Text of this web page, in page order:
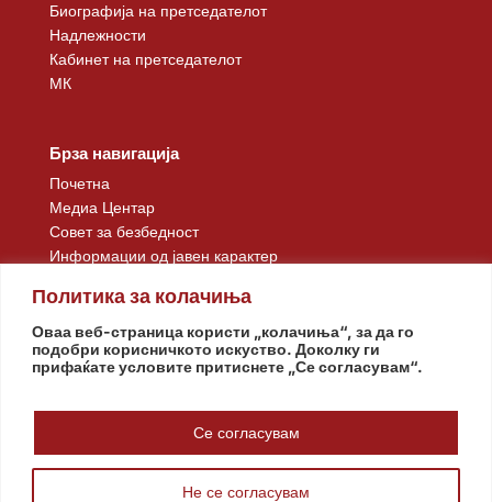
Политика за колачиња
Оваа веб-страница користи „колачиња“, за да го
подобри корисничкото искуство. Доколку ги
прифаќате условите притиснете „Се согласувам“.
Не се согласувам
Се согласувам
Биографија на претседателот
Надлежности
Кабинет на претседателот
МК
Брза навигација
Почетна
Медиа Центар
Совет за безбедност
Информации од јавен карактер